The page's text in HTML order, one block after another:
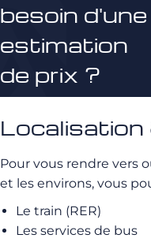
besoin d'une
estimation
de prix ?
Pour vous rendre vers
et les environs, vous
Le train (RER)
Les services de bus